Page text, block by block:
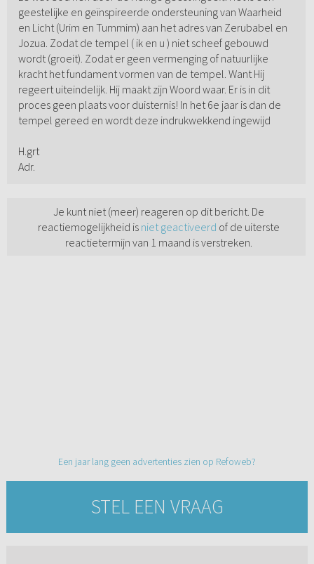
geestelijke en geïnspireerde ondersteuning van Waarheid
en Licht (Urim en Tummim) aan het adres van Zerubabel en
Jozua. Zodat de tempel ( ik en u ) niet scheef gebouwd
wordt (groeit). Zodat er geen vermenging of natuurlijke
kracht het fundament vormen van de tempel. Want Hij
regeert uiteindelijk. Hij maakt zijn Woord waar. Er is in dit
proces geen plaats voor duisternis! In het 6e jaar is dan de
tempel gereed en wordt deze indrukwekkend ingewijd
H.grt
Adr.
Je kunt niet (meer) reageren op dit bericht. De
reactiemogelijkheid is niet geactiveerd of de uiterste
reactietermijn van 1 maand is verstreken.
Een jaar lang geen advertenties zien op Refoweb?
STEL EEN VRAAG